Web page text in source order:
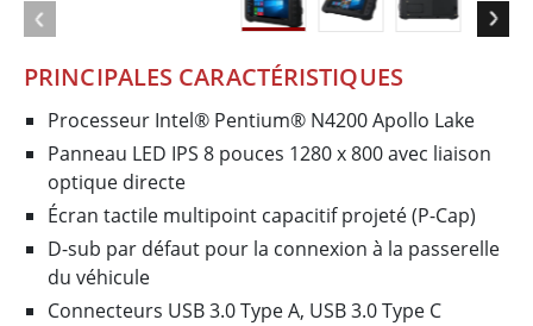
PRINCIPALES CARACTÉRISTIQUES
Processeur Intel® Pentium® N4200 Apollo Lake
Panneau LED IPS 8 pouces 1280 x 800 avec liaison
optique directe
Écran tactile multipoint capacitif projeté (P-Cap)
D-sub par défaut pour la connexion à la passerelle
du véhicule
Connecteurs USB 3.0 Type A, USB 3.0 Type C